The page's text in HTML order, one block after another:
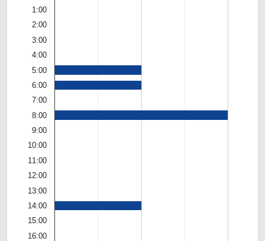
1:00
2:00
3:00
4:00
5:00
6:00
7:00
8:00
9:00
10:00
11:00
12:00
13:00
14:00
15:00
16:00